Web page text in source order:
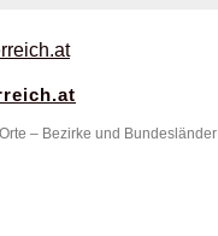
– Bezirke und Bundesländer